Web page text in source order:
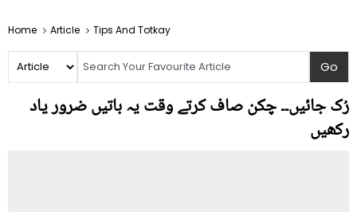
Home Article Tips And Totkay
رُک جائیں۔۔ چکن صاف کرتے وقت یہ باتیں ضرور یاد
رکھیں